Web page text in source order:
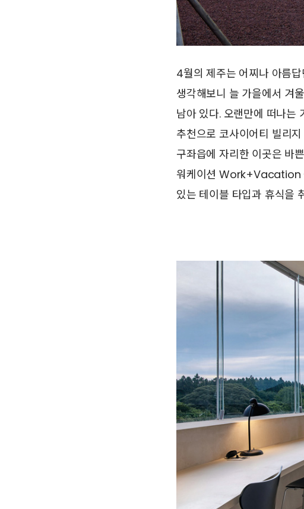
4월의 제주는 어찌나 아름
생각해보니 늘 가을에서 겨
남아 있다. 오랜만에 떠나는
추천으로 코사이어티 빌리
구좌읍에 자리한 이곳은 바
워케이션 Work+Vacation
있는 테이블 타입과 휴식을